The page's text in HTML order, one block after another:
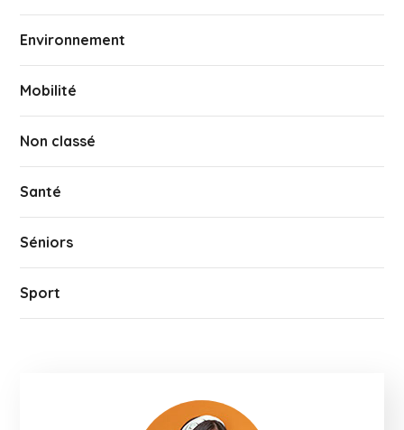
Environnement
Mobilité
Non classé
Santé
Séniors
Sport